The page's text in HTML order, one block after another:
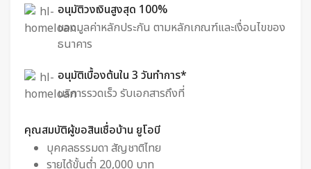
อนุมัติวงเงินสูงสุด 100%
ของมูลค่าหลักประกัน ตามหลักเกณฑ์และเงื่อนไขของ
ธนาคาร​
อนุมัติเบื้องต้นใน 3 วันทำการ*
บริการรวดเร็ว รับเอกสารถึงที่
คุณสมบัติผู้ขอสินเชื่อบ้าน ยูโอบี​
บุคคลธรรมดา สัญชาติไทย
รายได้ขั้นต่ำ 20,000 บาท